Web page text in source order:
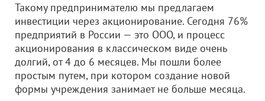
Такому предпринимателю мы предлагаем
инвестиции через акционирование. Сегодня 76%
предприятий в России — это ООО, и процесс
акционирования в классическом виде очень
долгий, от 4 до 6 месяцев. Мы пошли более
простым путем, при котором создание новой
формы учреждения занимает не больше месяца.